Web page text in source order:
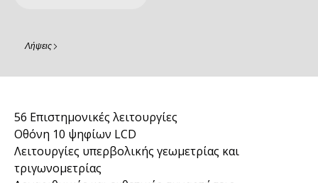
Λήψεις
56 Επιστημονικές λειτουργίες
Οθόνη 10 ψηφίων LCD
Λειτουργίες υπερβολικής γεωμετρίας και
τριγωνομετρίας